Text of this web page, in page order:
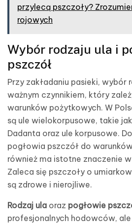
przylecą pszczoły?
rojowych
Wybór rodzaju ula i
pszczół
Przy zakładaniu pasieki, wybór
ważnym czynnikiem, który
warunków pożytkowych. W
są ule wielokorpusowe, takie
Dadanta oraz ule korpusowe.
pogłowia pszczół do
również ma istotne znaczenie
Zaleca się pszczoły o
są zdrowe i nierojliwe.
Rodzaj ula oraz pogłowie
profesjonalnych hodowców,